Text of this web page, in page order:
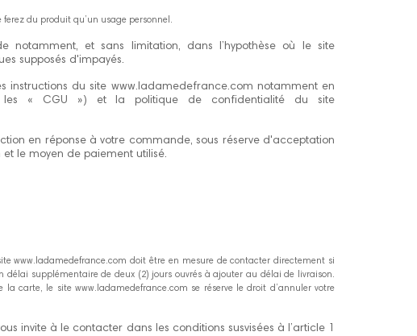
du produit qu’un usage personnel.
et sans limitation, dans l’hypothèse où le site
supposés d'impayés.
instructions du site www.ladamedefrance.com notamment en
les « CGU ») et la politique de confidentialité du site
en réponse à votre commande, sous réserve d'acceptation
le moyen de paiement utilisé.
www.ladamedefrance.com doit être en mesure de contacter directement si
supplémentaire de deux (2) jours ouvrés à ajouter au délai de livraison.
carte, le site www.ladamedefrance.com se réserve le droit d’annuler votre
invite à le contacter dans les conditions susvisées à l’article 1